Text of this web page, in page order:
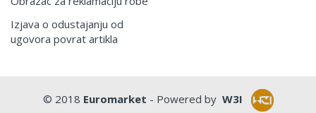
Izjava o odustajanju od
ugovora povrat artikla
© 2018 Euromarket - Powered by W3I